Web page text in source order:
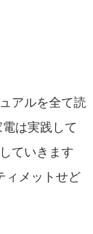
アルを全て読
は実践して
ていきます
ィメットせど